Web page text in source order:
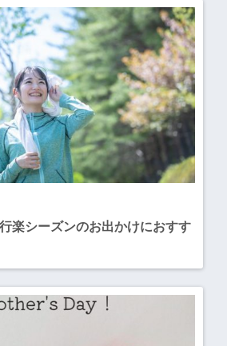
楽シーズンのお出かけにおすす